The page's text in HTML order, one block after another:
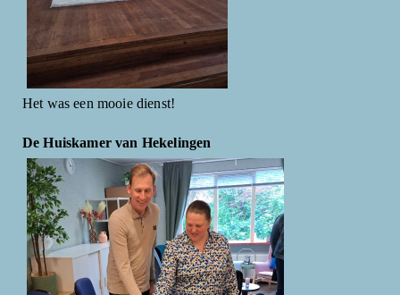
Het was een mooie dienst!
De Huiskamer van Hekelingen